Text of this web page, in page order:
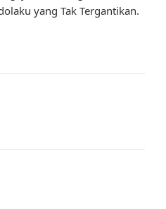
yang Tak Tergantikan.